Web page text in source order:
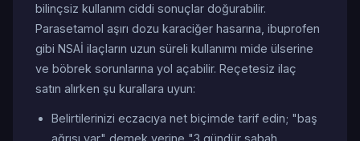
bilinçsiz kullanım ciddi sonuçlar doğurabilir.
Parasetamol aşırı dozu karaciğer hasarına, ibuprofen
gibi NSAİ ilaçların uzun süreli kullanımı mide ülserine
ve böbrek sorunlarına yol açabilir. Reçetesiz ilaç
satın alırken şu kurallara uyun:
Belirtilerinizi eczacıya net biçimde tarif edin; "baş
ağrısı var" demek yerine "3 gündür sabah